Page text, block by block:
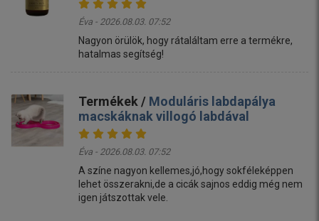
Éva - 2026.08.03. 07:52
Nagyon örülök, hogy rátaláltam erre a termékre,
hatalmas segítség!
Termékek / Moduláris labdapálya
macskáknak villogó labdával
Éva - 2026.08.03. 07:52
A színe nagyon kellemes,jó,hogy sokféleképpen
lehet összerakni,de a cicák sajnos eddig még nem
igen játszottak vele.